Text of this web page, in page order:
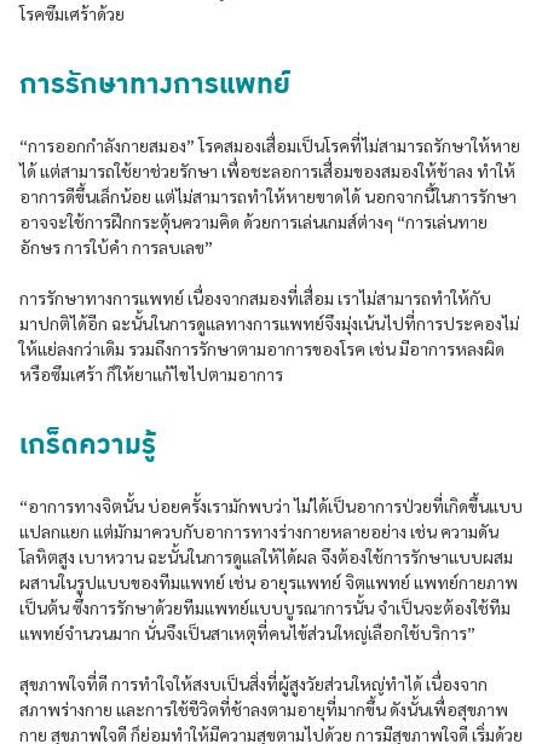
โรคซึมเศร้าด้วย
การรักษาทางการแพทย์
“การออกกำลังกายสมอง” โรคสมองเสื่อมเป็นโรคที่ไม่สามารถรักษาให้หาย
ได้ แต่สามารถใช้ยาช่วยรักษา เพื่อชะลอการเสื่อมของสมองให้ช้าลง ทำให้
อาการดีขึ้นเล็กน้อย แต่ไม่สามารถทำให้หายขาดได้ นอกจากนี้ในการรักษา
อาจจะใช้การฝึกกระตุ้นความคิด ด้วยการเล่นเกมส์ต่างๆ “การเล่นทาย
อักษร การใบ้คำ การลบเลข”
การรักษาทางการแพทย์ เนื่องจากสมองที่เสื่อม เราไม่สามารถทำให้กับ
มาปกติได้อีก ฉะนั้นในการดูแลทางการแพทย์จึงมุ่งเน้นไปที่การประคองไม่
ให้แย่ลงกว่าเดิม รวมถึงการรักษาตามอาการของโรค เช่น มีอาการหลงผิด
หรือซึมเศร้า ก็ให้ยาแก้ไขไปตามอาการ
เกร็ดความรู้
“อาการทางจิตนั้น บ่อยครั้งเรามักพบว่า ไม่ได้เป็นอาการป่วยที่เกิดขึ้นแบบ
แปลกแยก แต่มักมาควบกับอาการทางร่างกายหลายอย่าง เช่น ความดัน
โลหิตสูง เบาหวาน ฉะนั้นในการดูแลให้ได้ผล จึงต้องใช้การรักษาแบบผสม
ผสานในรูปแบบของทีมแพทย์ เช่น อายุรแพทย์ จิตแพทย์ แพทย์กายภาพ
เป็นต้น ซึ่งการรักษาด้วยทีมแพทย์แบบบูรณาการนั้น จำเป็นจะต้องใช้ทีม
แพทย์จำนวนมาก นั่นจึงเป็นสาเหตุที่คนไข้ส่วนใหญ่เลือกใช้บริการ”
สุขภาพใจที่ดี การทำใจให้สงบเป็นสิ่งที่ผู้สูงวัยส่วนใหญ่ทำได้ เนื่องจาก
สภาพร่างกาย และการใช้ชีวิตที่ช้าลงตามอายุที่มากขึ้น ดังนั้นเพื่อสุขภาพ
กาย สุขภาพใจดี ก็ย่อมทำให้มีความสุขตามไปด้วย การมีสุขภาพใจดี เริ่มด้วย